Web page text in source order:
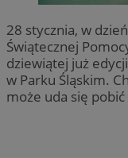
28 stycznia, w
Świątecznej
dziewiątej już
w Parku Śląskim.
może uda się